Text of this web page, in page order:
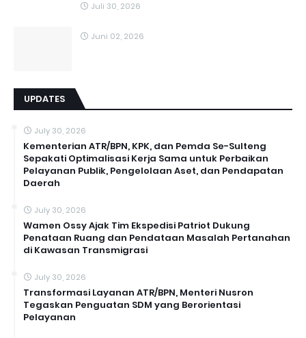
Juli 30, 2026
Juni 02, 2026
UPDATES
July 30, 2026
Kementerian ATR/BPN, KPK, dan Pemda Se-Sulteng
Sepakati Optimalisasi Kerja Sama untuk Perbaikan
Pelayanan Publik, Pengelolaan Aset, dan Pendapatan
Daerah
July 30, 2026
Wamen Ossy Ajak Tim Ekspedisi Patriot Dukung
Penataan Ruang dan Pendataan Masalah Pertanahan
di Kawasan Transmigrasi
July 30, 2026
Transformasi Layanan ATR/BPN, Menteri Nusron
Tegaskan Penguatan SDM yang Berorientasi
Pelayanan